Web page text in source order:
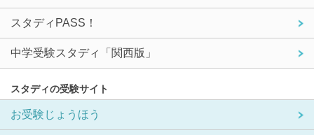
スタディPASS！
中学受験スタディ「関西版」
スタディの受験サイト
お受験じょうほう